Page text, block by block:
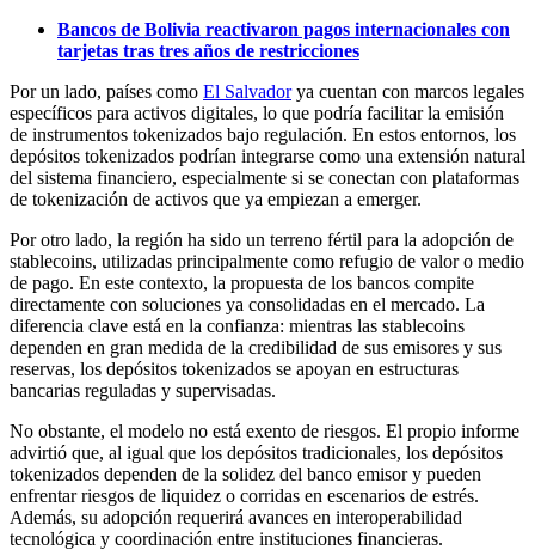
Bancos de Bolivia reactivaron pagos internacionales con
tarjetas tras tres años de restricciones
Por un lado, países como El Salvadorya cuentan con marcos legales
específicos para activos digitales, lo que podría facilitar la emisión
de instrumentos tokenizados bajo regulación. En estos entornos, los
depósitos tokenizados podrían integrarse como una extensión natural
del sistema financiero, especialmente si se conectan con plataformas
de tokenización de activos que ya empiezan a emerger.
Por otro lado, la región ha sido un terreno fértil para la adopción de
stablecoins, utilizadas principalmente como refugio de valor o medio
de pago. En este contexto, la propuesta de los bancos compite
directamente con soluciones ya consolidadas en el mercado. La
diferencia clave está en la confianza: mientras las stablecoins
dependen en gran medida de la credibilidad de sus emisores y sus
reservas, los depósitos tokenizados se apoyan en estructuras
bancarias reguladas y supervisadas.
No obstante, el modelo no está exento de riesgos. El propio informe
advirtió que, al igual que los depósitos tradicionales, los depósitos
tokenizados dependen de la solidez del banco emisor y pueden
enfrentar riesgos de liquidez o corridas en escenarios de estrés.
Además, su adopción requerirá avances en interoperabilidad
tecnológica y coordinación entre instituciones financieras.